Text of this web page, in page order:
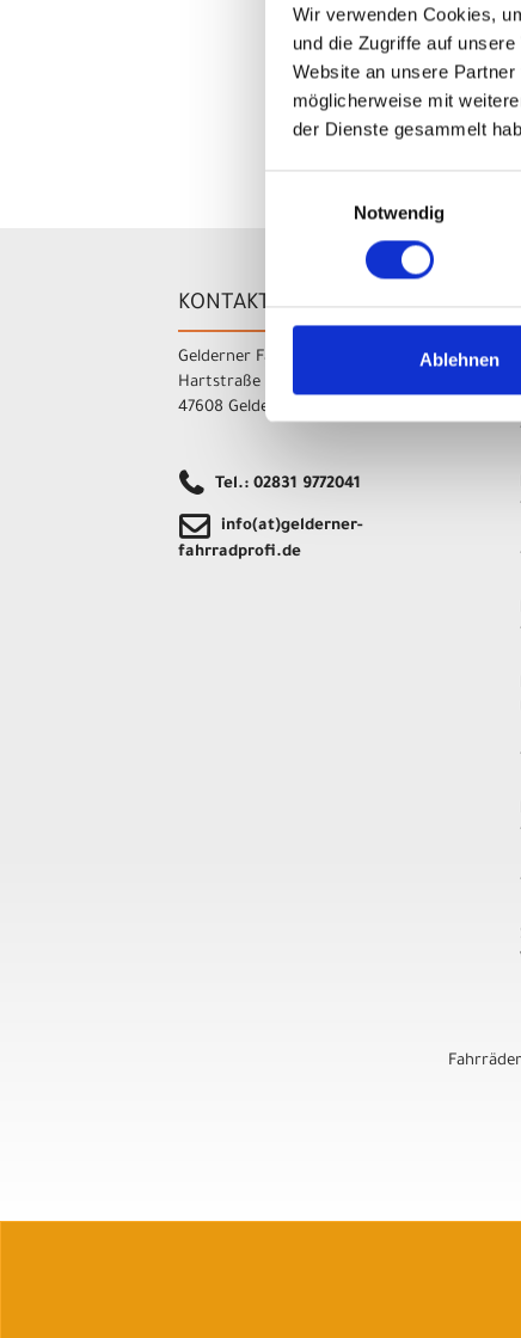
Wir verwenden Cookies,
und die Zugriffe auf
Website an unsere
möglicherweise mit
der Dienste gesammelt
Notwendig
Ablehnen
Marke Electra:Trek Bicycle GmbH
06116 Halle (Saale)
Telefon: 00800 8735 8735
E-Mail: marketing_gas@trekbikes.com
KONTAKT
Gelderner Fahrradprofi
Hartstraße 15-17
47608 Geldern
Tel.: 02831 9772041
info(at)gelderner-
fahrradprofi.de
Fahrräder